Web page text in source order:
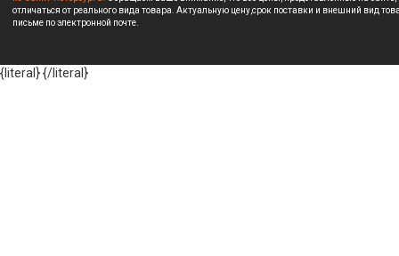
отличаться от реального вида товара. Актуальную цену,срок поставки и внешний вид
письме по электронной почте.
{literal}{/literal}